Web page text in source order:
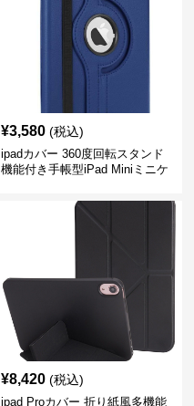
¥3,580 (税込)
ipadカバー 360度回転スタンド
機能付き手帳型iPad Miniミニケ
¥8,420 (税込)
ipad Proカバー 折り紙風多機能